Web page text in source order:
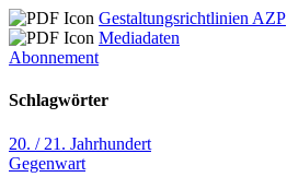
Gestaltungsrichtlinien AZP
Mediadaten
Abonnement
Schlagwörter
20. / 21. Jahrhundert
Gegenwart